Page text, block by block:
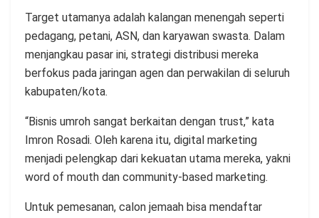
Target utamanya adalah kalangan menengah seperti
pedagang, petani, ASN, dan karyawan swasta. Dalam
menjangkau pasar ini, strategi distribusi mereka
berfokus pada jaringan agen dan perwakilan di seluruh
kabupaten/kota.
“Bisnis umroh sangat berkaitan dengan trust,” kata
Imron Rosadi. Oleh karena itu, digital marketing
menjadi pelengkap dari kekuatan utama mereka, yakni
word of mouth dan community-based marketing.
Untuk pemesanan, calon jemaah bisa mendaftar